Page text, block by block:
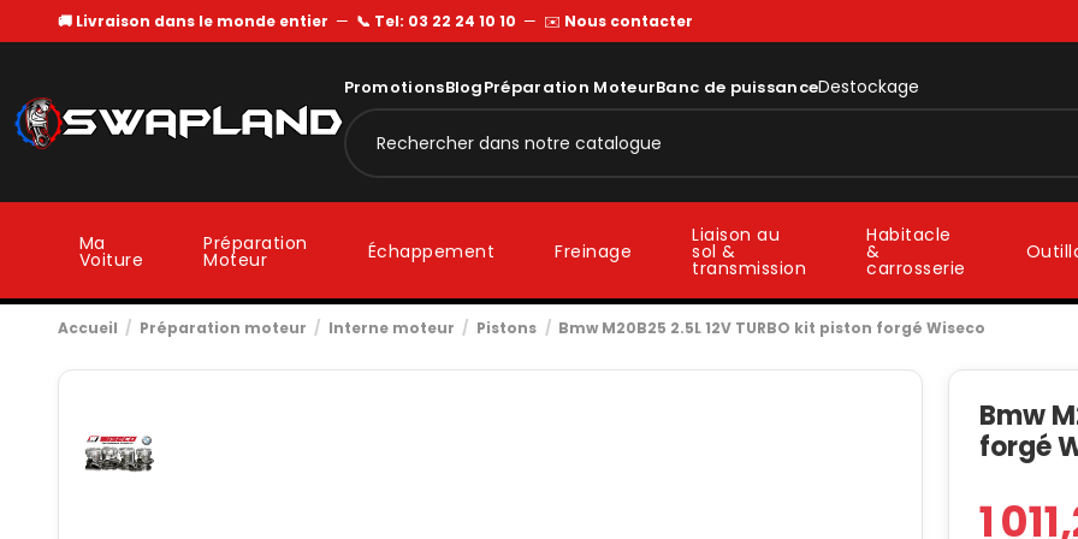
🚚 Livraison dans le monde entier — 📞 Tel: 03 22 24 10 10 — ✉️ Nous contacter
PromotionsBlogPréparation MoteurBanc de puissanceDestockage
Ma
Voiture
Préparation
Moteur Échappement Freinage
Liaison au
sol &
transmission
Habitacle
&
carrosserie
Accueil Préparation moteur Interne moteur Pistons Bmw M20B25 2.5L 12V TURBO kit piston forgé Wiseco
Bmw
forgé
1